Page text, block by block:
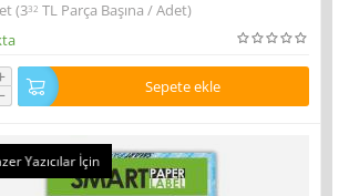
(332 TLParça Başına / Adet)
Sepete ekle
Yazıcılar İçin